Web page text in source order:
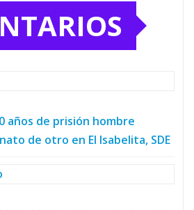
años de prisión hombre
de otro en El Isabelita, SDE